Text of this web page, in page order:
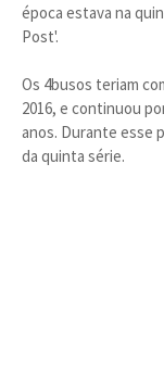
época estava na
Post'.
Os 4busos teriam
2016, e continuou
anos. Durante esse
da quinta série.